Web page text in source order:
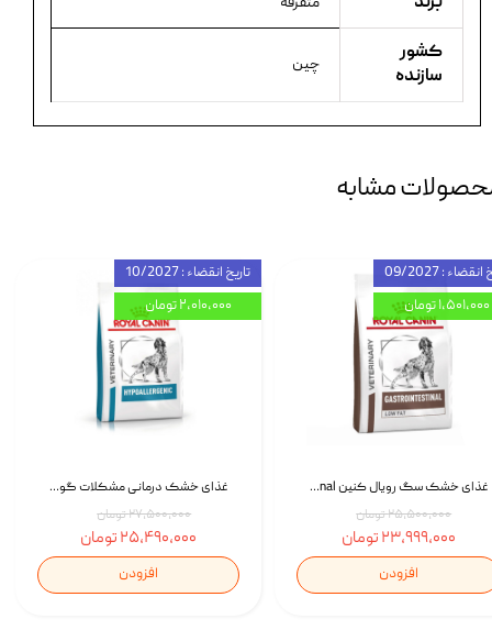
کشور
سازنده
چین
مشابه
غذای خشک درمانی مشکلات گوارشی سگ رویال کنین Royal Canin Hypoallergenic وزن 7 کیلوگرم | پت استوک
۲۷,۵۰۰,۰۰۰ تومان
۲۵,۴۹۰,۰۰۰ تومان
افزودن
تاریخ انقضاء : 10/2027
۲,۰۱۰,۰۰۰ تومان
غذای خشک سگ رویال کنین Royal Canin Gastrointestinal وزن 7.5 کیلوگرم | پت استوک
۲۵,۵۰۰,۰۰۰ تومان
۲۳,۹۹۹,۰۰۰ تومان
افزودن
: 09/2027
۱,۵۰۱,۰۰۰ تومان